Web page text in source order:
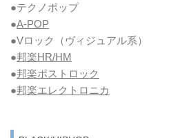
●テクノポップ
●A-POP
●Vロック
（ヴィジュアル系）
●邦楽HR/HM
●邦楽ポストロック
●邦楽エレクトロニカ